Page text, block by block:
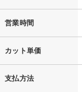
営業時間
カット単価
支払方法